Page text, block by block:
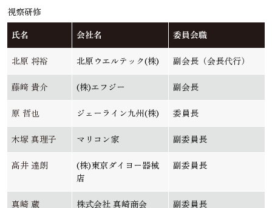
視察研修
氏名
会社名 委員会職
北原 将裕 北原ウエルテック(株) 副会長（会長代行）
藤﨑 貴介 (株)エフジー 副会長
原 哲也 ジェーライン九州(株) 委員長
木塚 真理子 マリコン家 副委員長
髙井 達朗
(株)東京ダイヨー器械
店
副委員長
真崎 蔵 株式会社 真崎商会 副委員長